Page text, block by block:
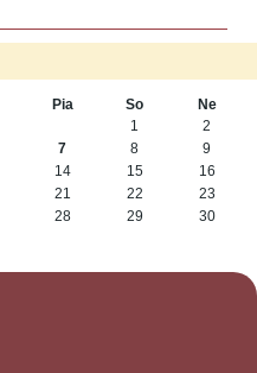
Pia So
Ne
1
2
7 8
9
14 15
16
21 22
23
28 29
30